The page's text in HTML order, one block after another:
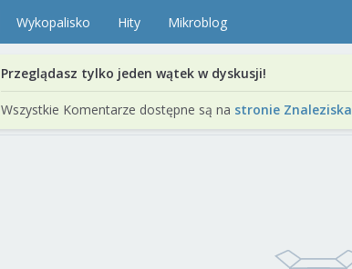
Wykopalisko Hity Mikroblog
Przeglądasz tylko jeden wątek w dyskusji!
Wszystkie Komentarze dostępne są na stronie Znaleziska